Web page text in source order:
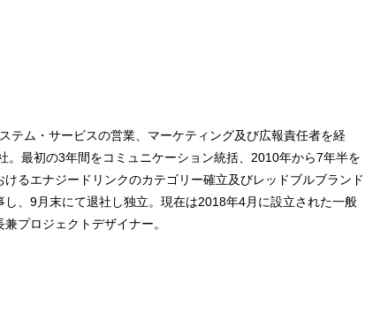
テム・サービスの営業、マーケティング及び広報責任者を経
。最初の3年間をコミュニケーション統括、2010年から7年半を
るエナジードリンクのカテゴリー確立及びレッドブルブランド
、9月末にて退社し独立。現在は2018年4月に設立された一般
プロジェクトデザイナー。